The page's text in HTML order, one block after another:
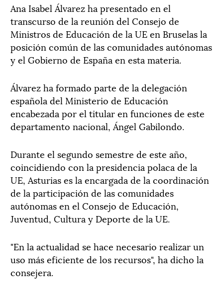
Ana Isabel Álvarez ha presentado en el
transcurso de la reunión del Consejo de
Ministros de Educación de la UE en Bruselas la
posición común de las comunidades autónomas
y el Gobierno de España en esta materia.
Álvarez ha formado parte de la delegación
española del Ministerio de Educación
encabezada por el titular en funciones de este
departamento nacional, Ángel Gabilondo.
Durante el segundo semestre de este año,
coincidiendo con la presidencia polaca de la
UE, Asturias es la encargada de la coordinación
de la participación de las comunidades
autónomas en el Consejo de Educación,
Juventud, Cultura y Deporte de la UE.
"En la actualidad se hace necesario realizar un
uso más eficiente de los recursos", ha dicho la
consejera.